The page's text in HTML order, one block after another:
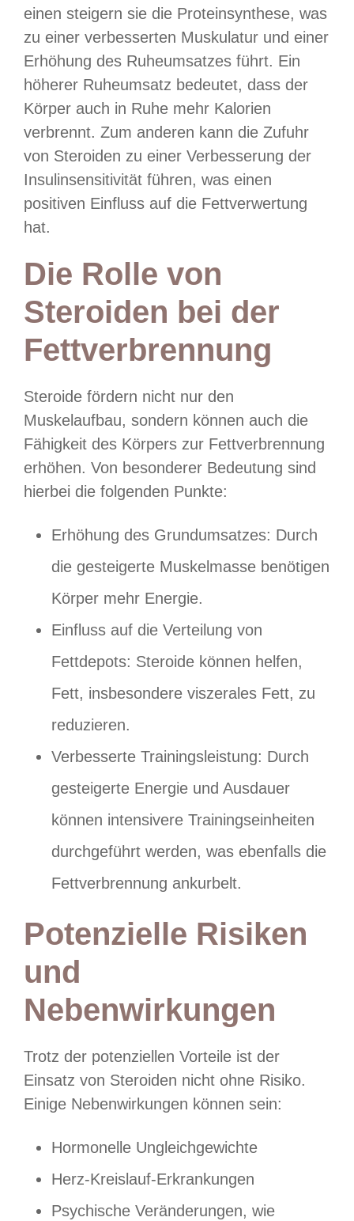
einen steigern sie die Proteinsynthese, was
zu einer verbesserten Muskulatur und einer
Erhöhung des Ruheumsatzes führt. Ein
höherer Ruheumsatz bedeutet, dass der
Körper auch in Ruhe mehr Kalorien
verbrennt. Zum anderen kann die Zufuhr
von Steroiden zu einer Verbesserung der
Insulinsensitivität führen, was einen
positiven Einfluss auf die Fettverwertung
hat.
Die Rolle von
Steroiden bei der
Fettverbrennung
Steroide fördern nicht nur den
Muskelaufbau, sondern können auch die
Fähigkeit des Körpers zur Fettverbrennung
erhöhen. Von besonderer Bedeutung sind
hierbei die folgenden Punkte:
Erhöhung des Grundumsatzes: Durch
die gesteigerte Muskelmasse benötigen
Körper mehr Energie.
Einfluss auf die Verteilung von
Fettdepots: Steroide können helfen,
Fett, insbesondere viszerales Fett, zu
reduzieren.
Verbesserte Trainingsleistung: Durch
gesteigerte Energie und Ausdauer
können intensivere Trainingseinheiten
durchgeführt werden, was ebenfalls die
Fettverbrennung ankurbelt.
Potenzielle Risiken
und
Nebenwirkungen
Trotz der potenziellen Vorteile ist der
Einsatz von Steroiden nicht ohne Risiko.
Einige Nebenwirkungen können sein:
Hormonelle Ungleichgewichte
Herz-Kreislauf-Erkrankungen
Psychische Veränderungen, wie